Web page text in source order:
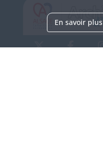
En savoir plus